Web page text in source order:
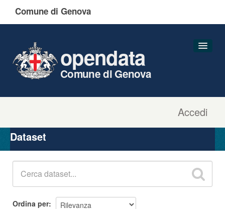
Comune di Genova
Accedi
opendata
Comune di Genova
Organizzazioni
Gruppi
Dataset
Ordina per